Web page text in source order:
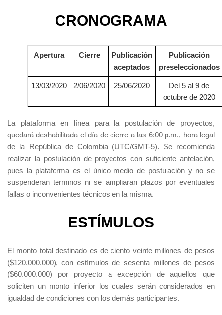
CRONOGRAMA
Apertura Cierre
Publicación
aceptados
Publicación
preseleccionados
13/03/2020 2/06/2020 25/06/2020
Del 5 al 9 de
octubre de 2020
La plataforma en línea para la postulación de proyectos,
quedará deshabilitada el día de cierre a las 6:00 p.m., hora legal
de la República de Colombia (UTC/GMT-5). Se recomienda
realizar la postulación de proyectos con suficiente antelación,
pues la plataforma es el único medio de postulación y no se
suspenderán términos ni se ampliarán plazos por eventuales
fallas o inconvenientes técnicos en la misma.
ESTÍMULOS
El monto total destinado es de ciento veinte millones de pesos
($120.000.000), con estímulos de sesenta millones de pesos
($60.000.000) por proyecto a excepción de aquellos que
soliciten un monto inferior los cuales serán considerados en
igualdad de condiciones con los demás participantes.